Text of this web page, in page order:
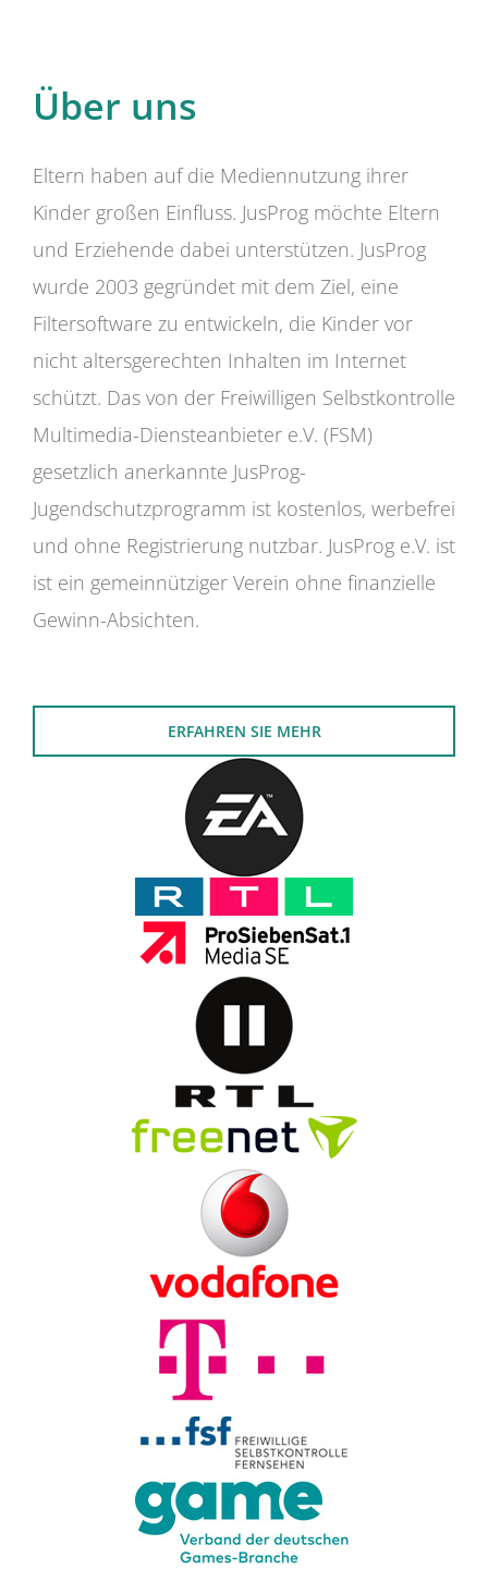
Über uns
Eltern haben auf die Mediennutzung ihrer
Kinder großen Einfluss. JusProg möchte Eltern
und Erziehende dabei unterstützen. JusProg
wurde 2003 gegründet mit dem Ziel, eine
Filtersoftware zu entwickeln, die Kinder vor
nicht altersgerechten Inhalten im Internet
schützt. Das von der Freiwilligen Selbstkontrolle
Multimedia-Diensteanbieter e.V. (FSM)
gesetzlich anerkannte JusProg-
Jugendschutzprogramm ist kostenlos, werbefrei
und ohne Registrierung nutzbar. JusProg e.V. ist
ist ein gemeinnütziger Verein ohne finanzielle
Gewinn-Absichten.
ERFAHREN SIE MEHR